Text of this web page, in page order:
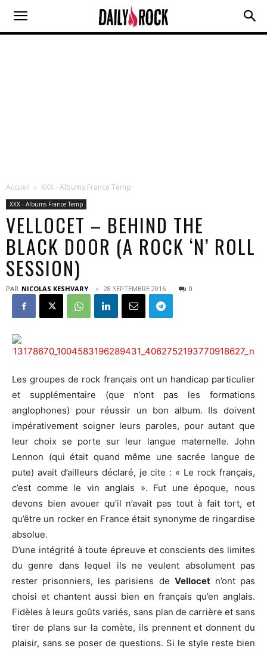
Accueil XXX - Albums France Temp
XXX - Albums France Temp
VELLOCET – BEHIND THE
BLACK DOOR (A ROCK ‘N’ ROLL
SESSION)
PAR NICOLAS KESHVARY 28 SEPTEMBRE 2016 0
Les groupes de rock français ont un handicap particulier
et supplémentaire (que n’ont pas les formations
anglophones) pour réussir un bon album. Ils doivent
impérativement soigner leurs paroles, pour autant que
leur choix se porte sur leur langue maternelle. John
Lennon (qui était quand même une sacrée langue de
pute) avait d’ailleurs déclaré, je cite : « Le rock français,
c’est comme le vin anglais ». Fut une époque, nous
devons bien avouer qu’il n’avait pas tout à fait tort, et
qu’être un rocker en France était synonyme de ringardise
absolue.
D’une intégrité à toute épreuve et conscients des limites
du genre dans lequel ils ne veulent absolument pas
rester prisonniers, les parisiens de Vellocetn’ont pas
choisi et chantent aussi bien en français qu’en anglais.
Fidèles à leurs goûts variés, sans plan de carrière et sans
tirer de plans sur la comète, ils prennent et donnent du
plaisir, sans se poser de questions. Si le style reste bien